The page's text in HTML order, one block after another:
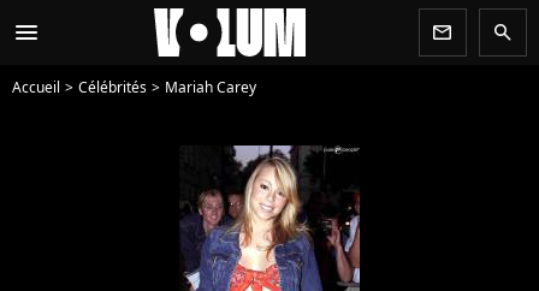
menu newsletter search
Accueil Célébrités Mariah Carey